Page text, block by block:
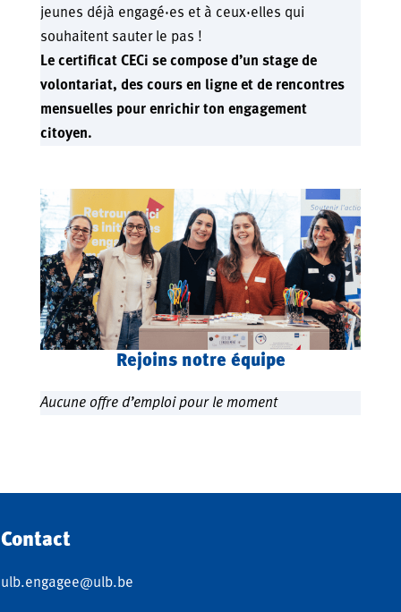
jeunes déjà engagé·es et à ceux·elles qui
souhaitent sauter le pas !
Le certificat CECi se compose d’un stage de
volontariat, des cours en ligne et de rencontres
mensuelles pour enrichir ton engagement
citoyen.
Rejoins notre équipe
Aucune offre d’emploi pour le moment
Contact
ulb.engagee@ulb.be